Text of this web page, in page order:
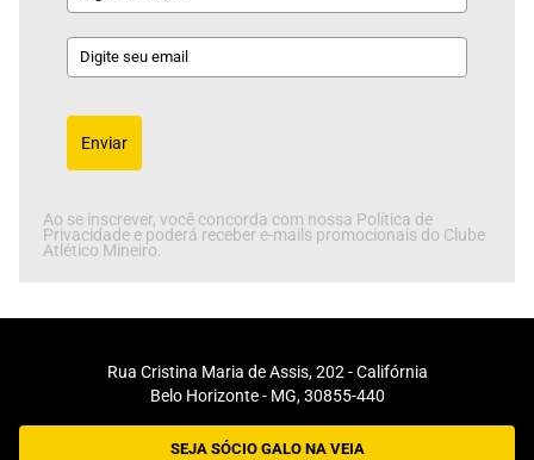
Enviar
Ao se inscrever, você concorda com nossa Política de
Privacidade e poderá receber e-mails promocionais do Clube
Atlético Mineiro.
Rua Cristina Maria de Assis, 202 - Califórnia
Belo Horizonte - MG, 30855-440
SEJA SÓCIO GALO NA VEIA